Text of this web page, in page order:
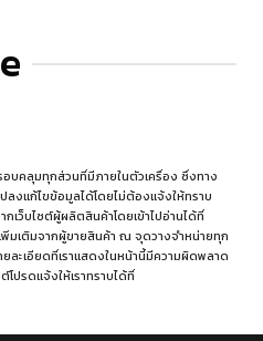
บคลุมทุกส่วนที่มีภายในตัวเครื่อง ซึ่งทาง
ลงแก้ไขข้อมูลได้โดยไม่ต้องแจ้งให้ทราบ
เว็บไซต์ผู้ผลิตสินค้าโดยเข้าไปอ่านได้ที่
มเติมจากผู้ขายสินค้า ณ จุดวางจำหน่ายทุก
ะเอียดที่เราแสดงในหน้านี้มีความผิดพลาด
ปรดแจ้งให้เราทราบได้ที่